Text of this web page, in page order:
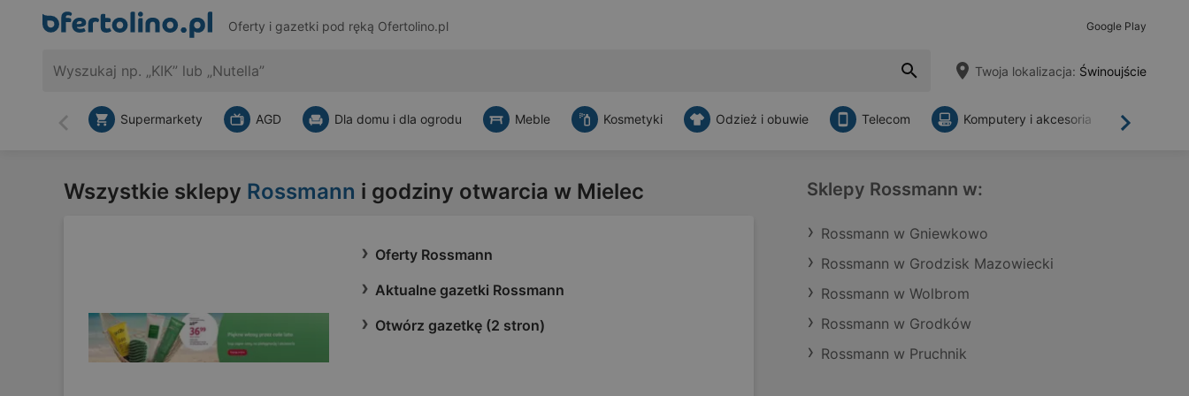
Oferty i gazetki pod ręką Ofertolino.pl Google Play
Twoja lokalizacja: Świnoujście
Wstecz Dalej
Supermarkety AGD Dla domu i dla ogrodu Meble Kosmetyki Odzież i obuwie Telecom Komputery i akcesoria
Wszystkie sklepy Rossmann i godziny otwarcia w Mielec
Oferty Rossmann
Aktualne gazetki Rossmann
Otwórz gazetkę (2 stron)
Sklepy Rossmann w:
Rossmann w Gniewkowo
Rossmann w Grodzisk Mazowiecki
Rossmann w Wolbrom
Rossmann w Grodków
Rossmann w Pruchnik